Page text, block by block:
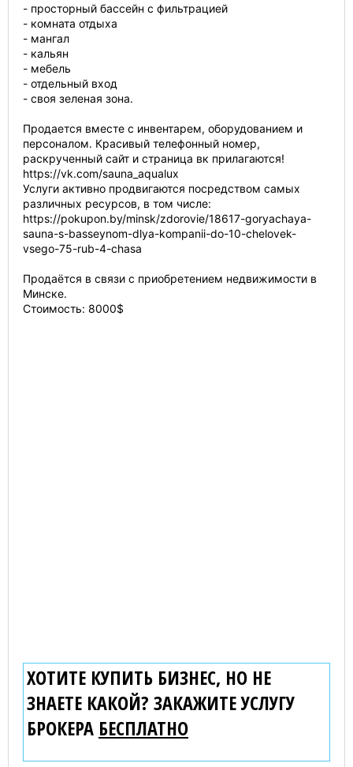
- просторный бассейн с фильтрацией
- комната отдыха
- мангал
- кальян
- мебель
- отдельный вход
- своя зеленая зона.
Продается вместе с инвентарем, оборудованием и
персоналом. Красивый телефонный номер,
раскрученный сайт и страница вк прилагаются!
https://vk.com/sauna_aqualux
Услуги активно продвигаются посредством самых
различных ресурсов, в том числе:
https://pokupon.by/minsk/zdorovie/18617-goryachaya-
sauna-s-basseynom-dlya-kompanii-do-10-chelovek-
vsego-75-rub-4-chasa
Продаётся в связи с приобретением недвижимости в
Минске.
Стоимость: 8000$
ХОТИТЕ КУПИТЬ БИЗНЕС, НО НЕ
ЗНАЕТЕ КАКОЙ? ЗАКАЖИТЕ УСЛУГУ
БРОКЕРА БЕСПЛАТНО